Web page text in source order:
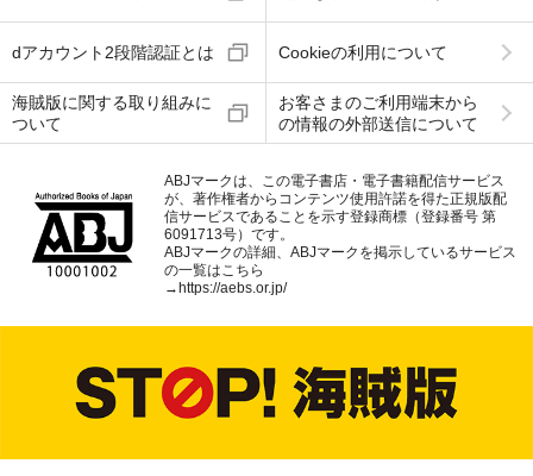
dアカウント2段階認証とは Cookieの利用について
海賊版に関する取り組みに
ついて
お客さまのご利用端末から
の情報の外部送信について
ABJマークは、この電子書店・電子書籍配信サービス
が、著作権者からコンテンツ使用許諾を得た正規版配
信サービスであることを示す登録商標（登録番号 第
6091713号）です。
ABJマークの詳細、ABJマークを掲示しているサービス
の一覧はこちら
→ https://aebs.or.jp/